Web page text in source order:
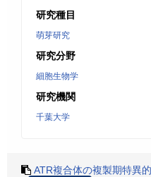
研究種目
萌芽研究
研究分野
細胞生物学
研究機関
千葉大学
ATR複合体の複製期特異